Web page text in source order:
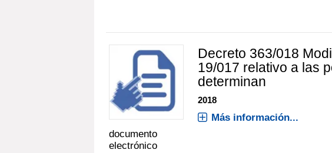
documento
electrónico
Decreto 363/018
19/017 relativo a las
determinan
2018
Más información...